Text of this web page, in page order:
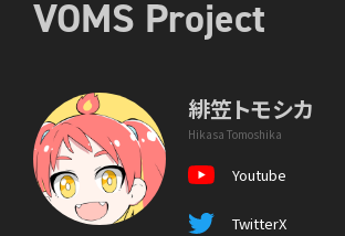
VOMS Project
緋笠トモシカ
Hikasa Tomoshika
Youtube
TwitterX